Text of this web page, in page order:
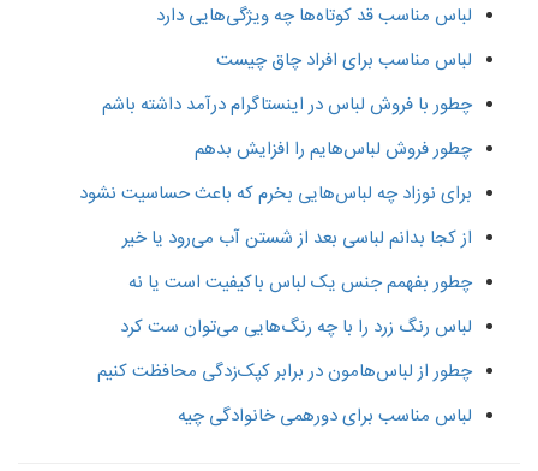
لباس مناسب قد کوتاه‌ها چه ویژگی‌هایی دارد
لباس مناسب برای افراد چاق چیست
چطور با فروش لباس در اینستاگرام درآمد داشته باشم
چطور فروش لباس‌هایم را افزایش بدهم
برای نوزاد چه لباس‌هایی بخرم که باعث حساسیت نشود
از کجا بدانم لباسی بعد از شستن آب می‌رود یا خیر
چطور بفهمم جنس یک لباس باکیفیت است یا نه
لباس رنگ زرد را با چه رنگ‌هایی می‌توان ست کرد
چطور از لباس‌هامون در برابر کپک‌زدگی محافظت کنیم
لباس مناسب برای دورهمی خانوادگی چیه